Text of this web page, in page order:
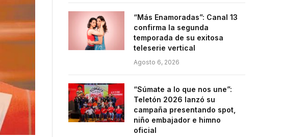
“Más Enamoradas”: Canal 13
confirma la segunda
temporada de su exitosa
teleserie vertical
Agosto 6, 2026
“Súmate a lo que nos une”:
Teletón 2026 lanzó su
campaña presentando spot,
niño embajador e himno
oficial